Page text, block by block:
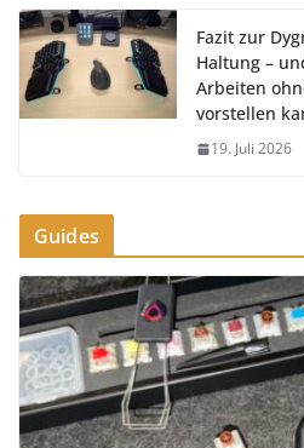
Fazit zur
Haltung –
Arbeiten
vorstellen
19. Juli 2026
Guides